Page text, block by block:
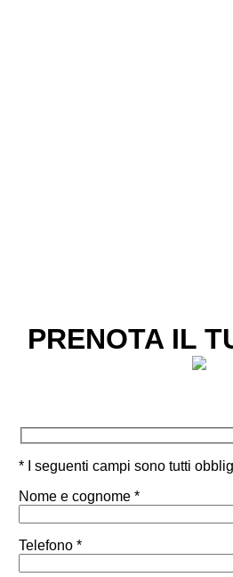
PRENOTA IL
* I seguenti campi sono tutti
Nome e cognome *
Telefono *